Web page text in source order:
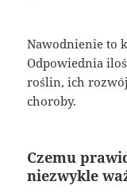
Nawodnienie to
Odpowiednia
roślin, ich
choroby.
Czemu
niezwykle